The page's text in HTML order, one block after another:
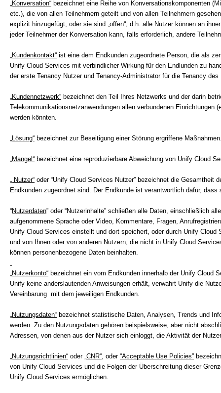
„Konversation“ bezeichnet eine Reihe von Konversationskomponenten
etc.), die von allen Teilnehmern geteilt und von allen Teilnehmern
explizit hinzugefügt, oder sie sind „offen“, d.h. alle Nutzer können an
jeder Teilnehmer der Konversation kann, falls erforderlich, andere
„Kundenkontakt“ ist eine dem Endkunden zugeordnete Person, die als
Unify Cloud Services mit verbindlicher Wirkung für den Endlunden zu
der erste Tenancy Nutzer und Tenancy-Administrator für die Tenancy des
„Kundennetzwerk“ bezeichnet den Teil Ihres Netzwerks und der darin
Telekommunikationsnetzanwendungen allen verbundenen
werden könnten.
„Lösung“ bezeichnet zur Beseitigung einer Störung ergriffene
„Mangel“ bezeichnet eine reproduzierbare Abweichung von Unify Cloud
„ Nutzer“ oder “Unify Cloud Services Nutzer” bezeichnet die
Endkunden zugeordnet sind. Der Endkunde ist verantwortlich dafür,
“Nutzerdaten” oder “Nutzerinhalte” schließen alle Daten, einschließlich
aufgenommene Sprache oder Video, Kommentare, Fragen,
Unify Cloud Services einstellt und dort speichert, oder durch Unify
und von Ihnen oder von anderen Nutzern, die nicht in Unify Cloud
können personenbezogene Daten beinhalten.
„Nutzerkonto“ bezeichnet ein vom Endkunden innerhalb der Unify Cloud
Unify keine anderslautenden Anweisungen erhält, verwahrt Unify die
Vereinbarung mit dem jeweiligen Endkunden.
„Nutzungsdaten“ bezeichnet statistische Daten, Analysen, Trends und
werden. Zu den Nutzungsdaten gehören beispielsweise, aber nicht
Adressen, von denen aus der Nutzer sich einloggt, die Aktivität der
„Nutzungsrichtlinien“ oder „ CNR“ , oder “Acceptable Use Policies”
von Unify Cloud Services und die Folgen der Überschreitung dieser
Unify Cloud Services ermöglichen.